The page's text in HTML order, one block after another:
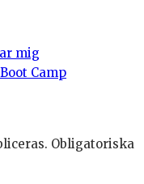
mig
Camp
Obligatoriska